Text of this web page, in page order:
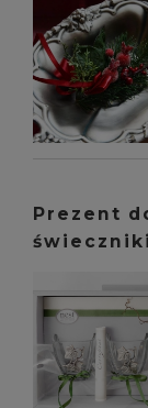
Prezent
świeczniki